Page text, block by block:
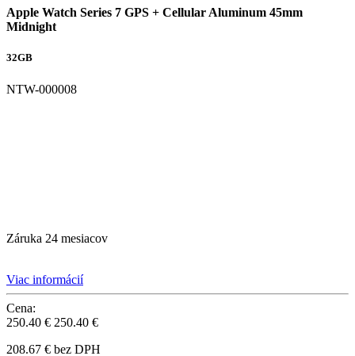
Apple Watch Series 7 GPS + Cellular Aluminum 45mm
Midnight
32GB
NTW-000008
Záruka 24 mesiacov
Viac informácií
Cena:
250.40 € 250.40 €
208.67 € bez DPH